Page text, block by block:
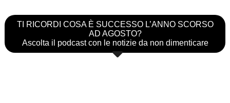
TI RICORDI COSA È SUCCESSO L’ANNO SCORSO
AD AGOSTO?
Ascolta il podcast con le notizie da non dimenticare